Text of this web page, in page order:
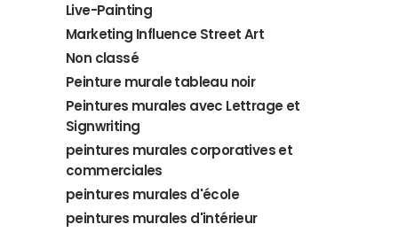
Live-Painting
Marketing Influence Street Art
Non classé
Peinture murale tableau noir
Peintures murales avec Lettrage et
Signwriting
peintures murales corporatives et
commerciales
peintures murales d'école
peintures murales d'intérieur